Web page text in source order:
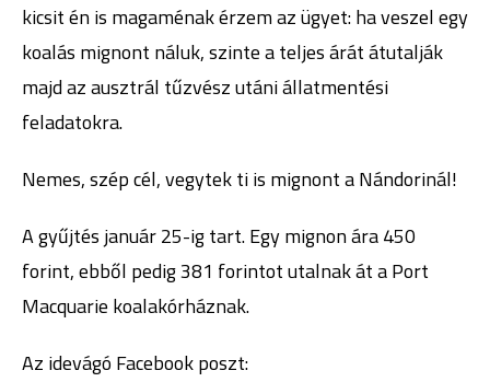
kicsit én is magaménak érzem az ügyet: ha veszel egy
koalás mignont náluk, szinte a teljes árát átutalják
majd az ausztrál tűzvész utáni állatmentési
feladatokra.
Nemes, szép cél, vegytek ti is mignont a Nándorinál!
A gyűjtés január 25-ig tart. Egy mignon ára 450
forint, ebből pedig 381 forintot utalnak át a Port
Macquarie koalakórháznak.
Az idevágó Facebook poszt: